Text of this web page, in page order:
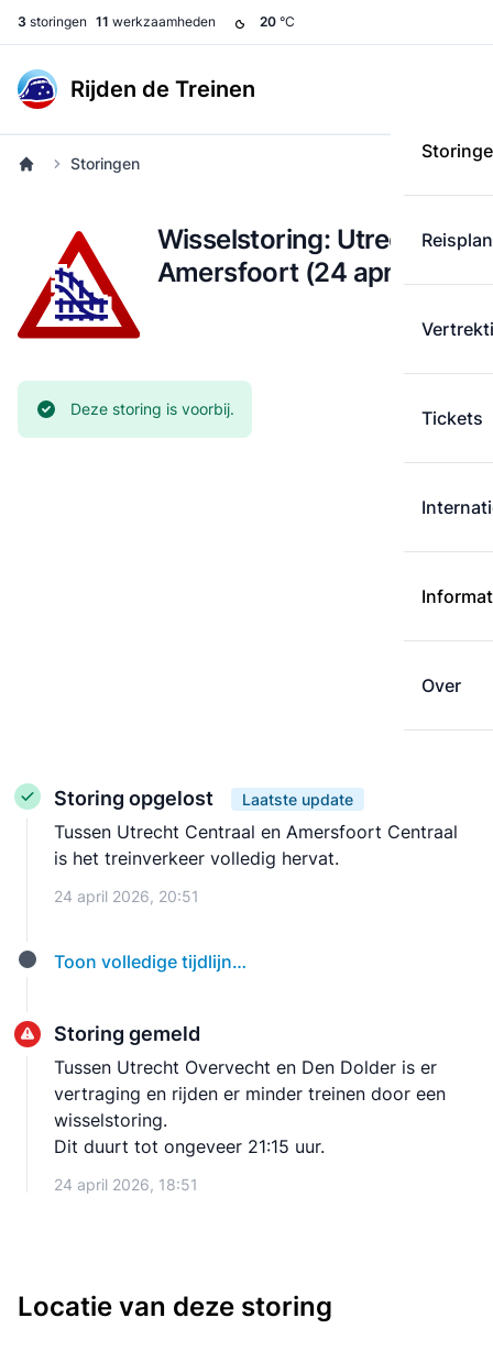
3 storingen 11 werkzaamheden 20 °C
Rijden de Treinen
Tickets
Over
Storingen
Wisselstoring: Utrecht -
Amersfoort (24 april)
Huidige status:
Deze storing is voorbij.
Storing opgelost Laatste update
Tussen Utrecht Centraal en Amersfoort Centraal
is het treinverkeer volledig hervat.
24 april 2026, 20:51
Toon volledige tijdlijn…
Storing gemeld
Tussen Utrecht Overvecht en Den Dolder is er
vertraging en rijden er minder treinen door een
wisselstoring.
Dit duurt tot ongeveer 21:15 uur.
24 april 2026, 18:51
Locatie van deze storing